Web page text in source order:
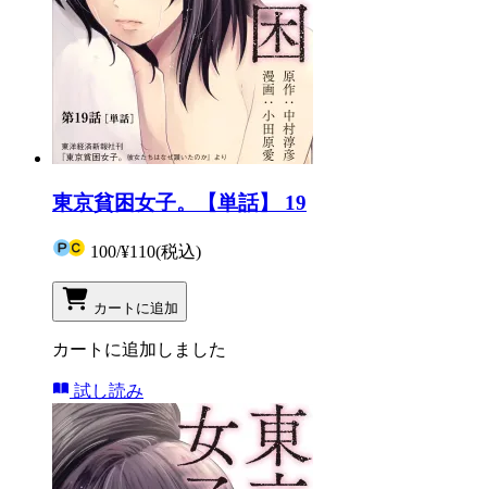
東京貧困女子。【単話】 19
100/¥110(税込)
カートに追加
カートに追加しました
試し読み